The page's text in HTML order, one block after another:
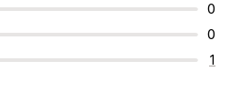
0
0
1